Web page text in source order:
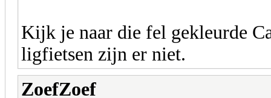
Kijk je naar die fel gekleurde
ligfietsen zijn er niet.
ZoefZoef